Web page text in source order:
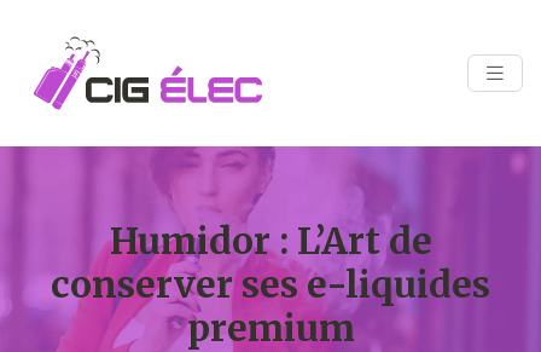
Humidor : L’Art de
conserver ses e-liquides
premium